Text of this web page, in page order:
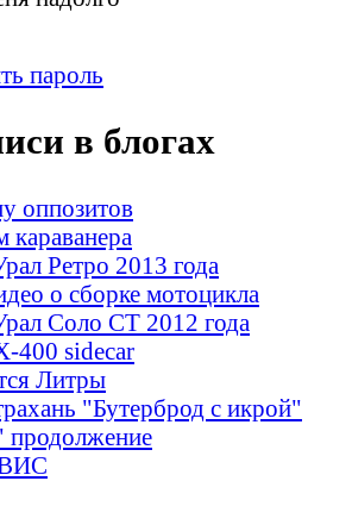
пароль
в блогах
оппозитов
Ретро 2013 года
о сборке мотоцикла
Соло СТ 2012 года
400 sidecar
Литры
"Бутерброд с икрой"